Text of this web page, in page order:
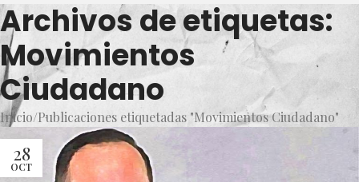
Archivos de etiquetas:
Movimientos
Ciudadano
Inicio Publicaciones etiquetadas "Movimientos Ciudadano"
28
OCT